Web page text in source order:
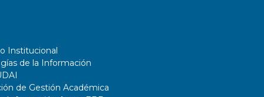
Institucional
de la Información
de Gestión Académica